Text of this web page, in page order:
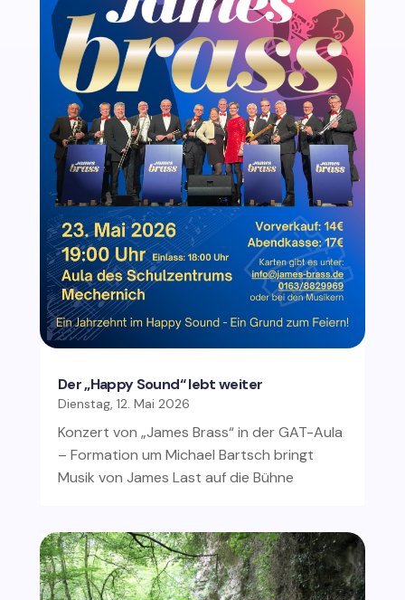
Der „Happy Sound“ lebt weiter
Dienstag, 12. Mai 2026
Konzert von „James Brass“ in der GAT-Aula
– Formation um Michael Bartsch bringt
Musik von James Last auf die Bühne